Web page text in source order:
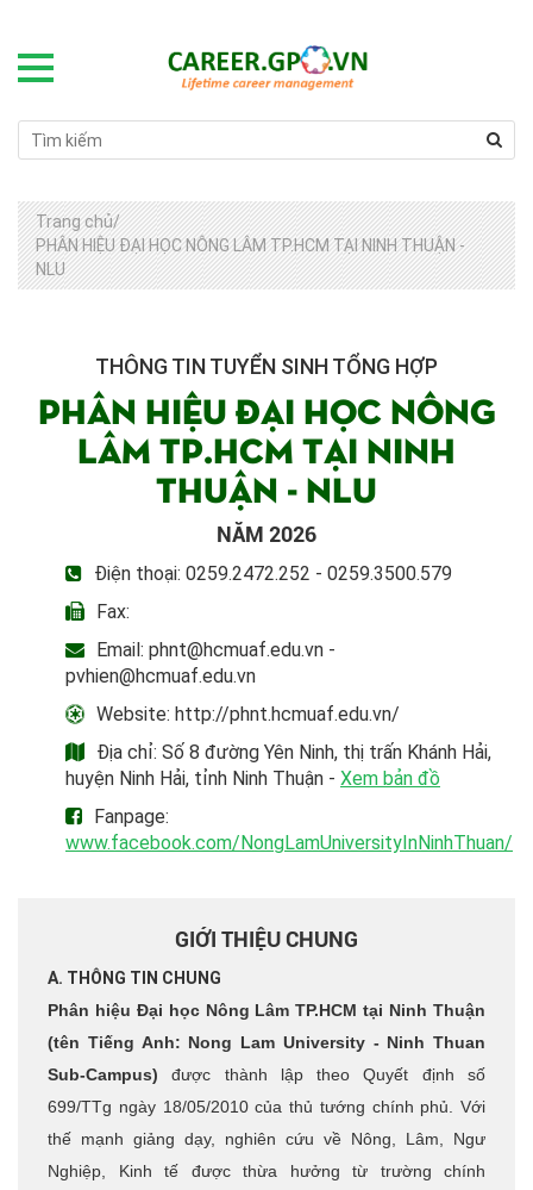
Trang chủ/
PHÂN HIỆU ĐẠI HỌC NÔNG LÂM TP.HCM TẠI NINH THUẬN -
NLU
THÔNG TIN TUYỂN SINH TỔNG HỢP
PHÂN HIỆU ĐẠI HỌC NÔNG
LÂM TP.HCM TẠI NINH
THUẬN - NLU
NĂM 2026
Điện thoại: 0259.2472.252 - 0259.3500.579
Fax:
Email: phnt@hcmuaf.edu.vn -
pvhien@hcmuaf.edu.vn
Website: http://phnt.hcmuaf.edu.vn/
Địa chỉ: Số 8 đường Yên Ninh, thị trấn Khánh Hải,
huyện Ninh Hải, tỉnh Ninh Thuận - Xem bản đồ
Fanpage:
www.facebook.com/NongLamUniversityInNinhThuan/
GIỚI THIỆU CHUNG
A. THÔNG TIN CHUNG
Phân hiệu Đại học Nông Lâm TP.HCM tại Ninh Thuận
(tên Tiếng Anh: Nong Lam University - Ninh Thuan
Sub-Campus)được thành lập theo Quyết định số
699/TTg ngày 18/05/2010 của thủ tướng chính phủ. Với
thế mạnh giảng dạy, nghiên cứu về Nông, Lâm, Ngư
Nghiệp, Kinh tế được thừa hưởng từ trường chính